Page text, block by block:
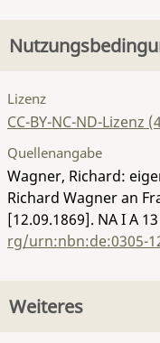
Lizenz
CC-BY-NC-ND-Lizenz
Quellenangabe
Wagner, Richard:
Richard Wagner an
[12.09.1869]. NA I A
rg/urn:nbn:de:0305-
Weiteres